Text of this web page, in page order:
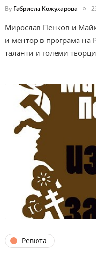
By Габриела Кожухарова
Мирослав Пенков и
и ментор в програма на
таланти и големи
Ревюта